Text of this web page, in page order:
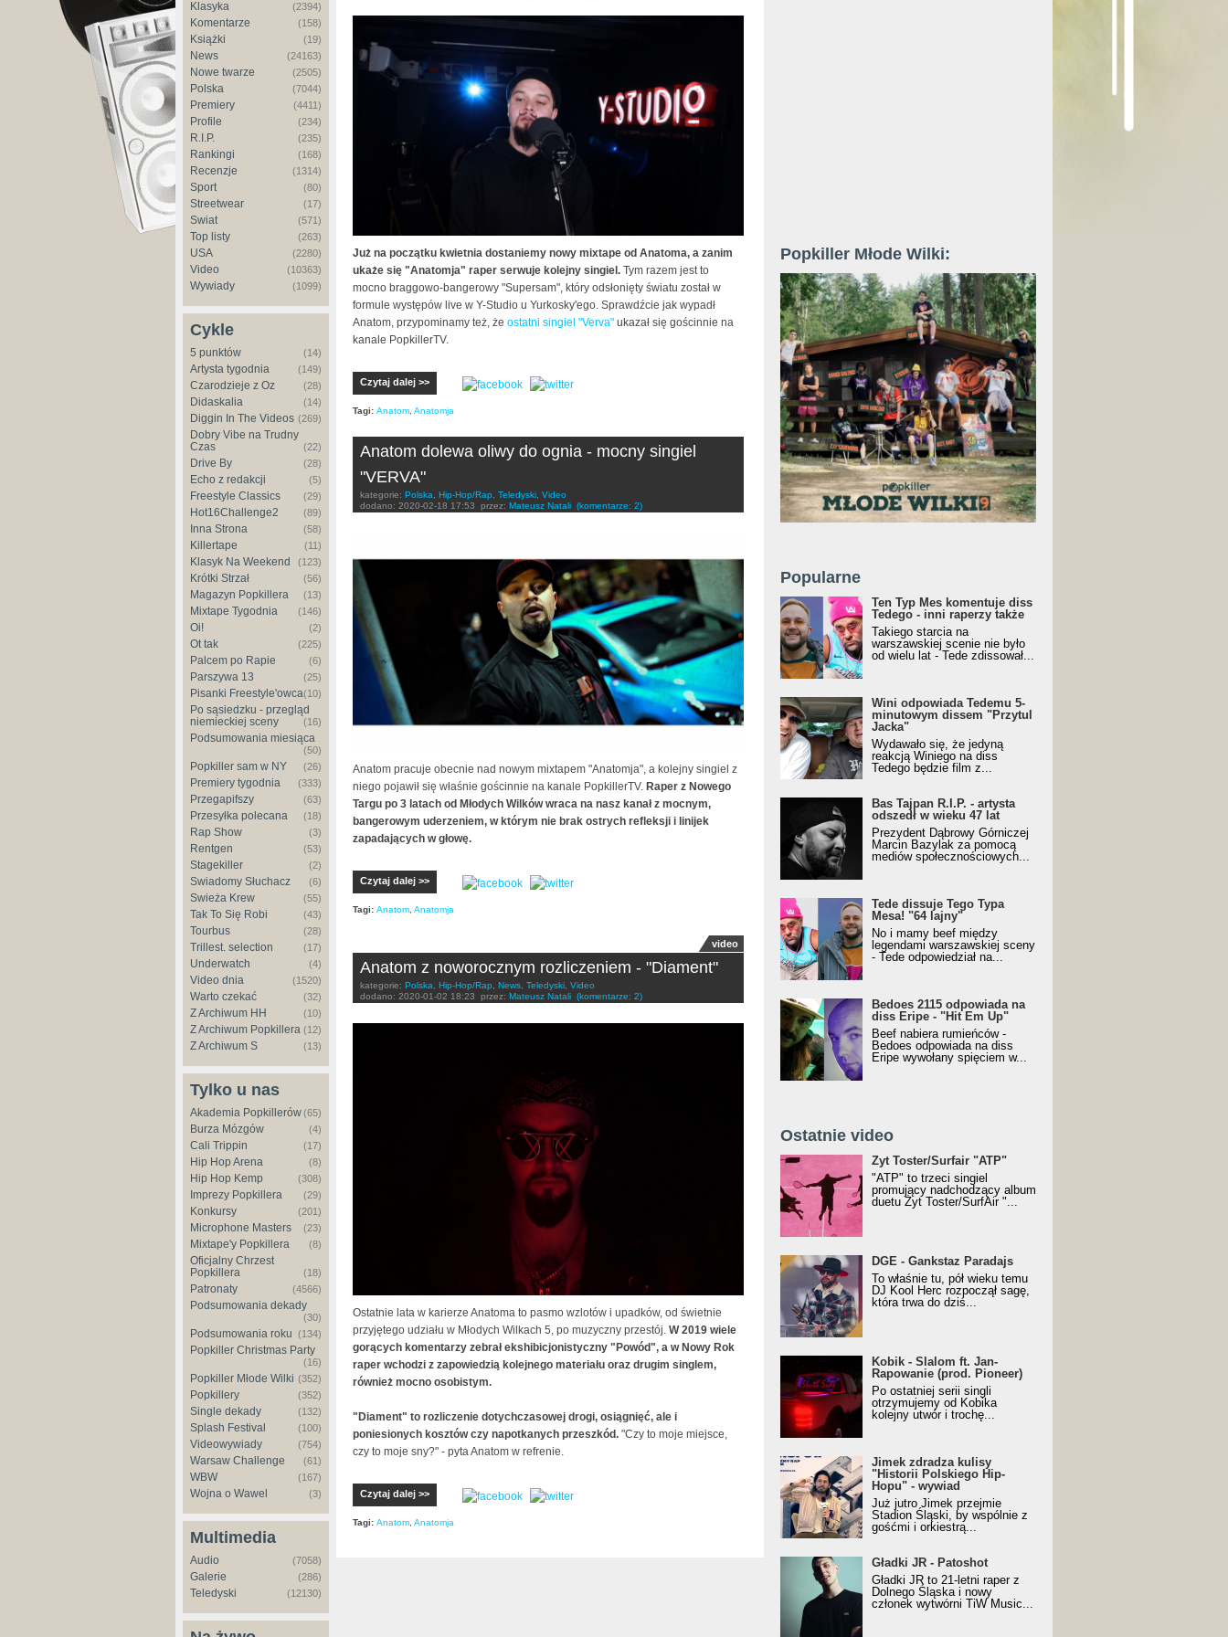
Klasyka (2394)
Komentarze (158)
Książki (19)
News (24163)
Nowe twarze (2505)
Polska (7044)
Premiery (4411)
Profile (234)
R.I.P. (235)
Rankingi (168)
Recenzje (1314)
Sport (80)
Streetwear (17)
Świat (571)
Top listy (263)
USA (2280)
Video (10363)
Wywiady (1099)
Cykle
5 punktów (14)
Artysta tygodnia (149)
Czarodzieje z Oz (28)
Didaskalia (14)
Diggin In The Videos (269)
Dobry Vibe na Trudny
Czas
(22)
Drive By (28)
Echo z redakcji (5)
Freestyle Classics (29)
Hot16Challenge2 (89)
Inna Strona (58)
Killertape (11)
Klasyk Na Weekend (123)
Krótki Strzał (56)
Magazyn Popkillera (13)
Mixtape Tygodnia (146)
Oi! (2)
Ot tak (225)
Palcem po Rapie (6)
Parszywa 13 (25)
Pisanki Freestyle'owca(10)
Po sąsiedzku - przegląd
niemieckiej sceny
(16)
Podsumowania miesiąca
(50)
Popkiller sam w NY (26)
Premiery tygodnia (333)
Przegapifszy (63)
Przesyłka polecana (18)
Rap Show (3)
Rentgen (53)
Stagekiller (2)
Świadomy Słuchacz (6)
Świeża Krew (55)
Tak To Się Robi (43)
Tourbus (28)
Trillest. selection (17)
Underwatch (4)
Video dnia (1520)
Warto czekać (32)
Z Archiwum HH (10)
Z Archiwum Popkillera (12)
Z Archiwum S (13)
Tylko u nas
Akademia Popkillerów(65)
Burza Mózgów (4)
Cali Trippin (17)
Hip Hop Arena (8)
Hip Hop Kemp (308)
Imprezy Popkillera (29)
Konkursy (201)
Microphone Masters (23)
Mixtape'y Popkillera (8)
Oficjalny Chrzest
Popkillera
(18)
Patronaty (4566)
Podsumowania dekady
(30)
Podsumowania roku (134)
Popkiller Christmas Party
(16)
Popkiller Młode Wilki (352)
Popkillery (352)
Single dekady (132)
Splash Festival (100)
Videowywiady (754)
Warsaw Challenge (61)
WBW (167)
Wojna o Wawel (3)
Multimedia
Audio (7058)
Galerie (286)
Teledyski (12130)
Już na początku kwietnia dostaniemy nowy mixtape od Anatoma, a zanim
ukaże się "Anatomja" raper serwuje kolejny singiel. Tym razem jest to
mocno braggowo-bangerowy "Supersam", który odsłonięty światu został w
formule występów live w Y-Studio u Yurkosky'ego. Sprawdźcie jak wypadł
Anatom, przypominamy też, że ostatni singiel "Verva" ukazał się gościnnie na
kanale PopkillerTV.
Czytaj dalej >>
Tagi: Anatom Anatomja
Anatom dolewa oliwy do ognia - mocny singiel
"VERVA"
kategorie: Polska Hip-Hop/Rap Teledyski Video
dodano: 2020-02-18 17:53 przez: Mateusz Natali (komentarze: 2)
Anatom pracuje obecnie nad nowym mixtapem "Anatomja", a kolejny singiel z
niego pojawił się właśnie gościnnie na kanale PopkillerTV. Raper z Nowego
Targu po 3 latach od Młodych Wilków wraca na nasz kanał z mocnym,
bangerowym uderzeniem, w którym nie brak ostrych refleksji i linijek
zapadających w głowę.
Czytaj dalej >>
Tagi: Anatom, Anatomja
video
Anatom z noworocznym rozliczeniem - "Diament"
kategorie: Polska, Hip-Hop/Rap, News, Teledyski, Video
dodano: 2020-01-02 18:23 przez: Mateusz Natali (komentarze: 2)
Ostatnie lata w karierze Anatoma to pasmo wzlotów i upadków, od świetnie
przyjętego udziału w Młodych Wilkach 5, po muzyczny przestój. W 2019 wiele
gorących komentarzy zebrał ekshibicjonistyczny "Powód", a w Nowy Rok
raper wchodzi z zapowiedzią kolejnego materiału oraz drugim singlem,
również mocno osobistym.
"Diament" to rozliczenie dotychczasowej drogi, osiągnięć, ale i
poniesionych kosztów czy napotkanych przeszkód. "Czy to moje miejsce,
czy to moje sny?" - pyta Anatom w refrenie.
Czytaj dalej >>
Tagi: Anatom Anatomja
Popkiller Młode Wilki:
Popularne
Ten Typ Mes komentuje diss
Tedego - inni raperzy także
Takiego starcia na
warszawskiej scenie nie było
od wielu lat - Tede zdissował...
Wini odpowiada Tedemu 5-
minutowym dissem "Przytul
Jacka"
Wydawało się, że jedyną
reakcją Winiego na diss
Tedego będzie film z...
Bas Tajpan R.I.P. - artysta
odszedł w wieku 47 lat
Prezydent Dąbrowy Górniczej
Marcin Bazylak za pomocą
mediów społecznościowych...
Tede dissuje Tego Typa
Mesa! "64 lajny"
No i mamy beef między
legendami warszawskiej sceny
- Tede odpowiedział na...
Bedoes 2115 odpowiada na
diss Eripe - "Hit Em Up"
Beef nabiera rumieńców -
Bedoes odpowiada na diss
Eripe wywołany spięciem w...
Ostatnie video
Żyt Toster/SurfAir - ATP VIDEO
Żyt Toster/Surfair "ATP"
"ATP" to trzeci singiel
promujący nadchodzący album
duetu Żyt Toster/SurfAir "...
donGURALesko z nagrodą za
Klasyczny/Trueschoolowy
Album Roku (Popkillery 2023)
DGE - Gankstaz Paradajs
To właśnie tu, pół wieku temu
DJ Kool Herc rozpoczął sagę,
która trwa do dziś...
Kobik - Slalom ft. Jan-
Rapowanie (prod. Pioneer)
[Official Music Visualiser]
Kobik - Slalom ft. Jan-
Rapowanie (prod. Pioneer)
Po ostatniej serii singli
otrzymujemy od Kobika
kolejny utwór i trochę...
Jimek zdradza kulisy "Historii
Polskiego Hip-Hopu" - wywiad
Jimek zdradza kulisy
"Historii Polskiego Hip-
Hopu" - wywiad
Już jutro Jimek przejmie
Stadion Śląski, by wspólnie z
gośćmi i orkiestrą...
Gładki JR - Patoshot
Gładki JR - Patoshot
Gładki JR to 21-letni raper z
Dolnego Śląska i nowy
członek wytwórni TiW Music...